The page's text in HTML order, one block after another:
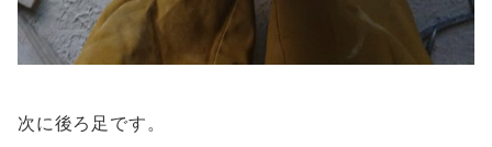
次に後ろ足です。